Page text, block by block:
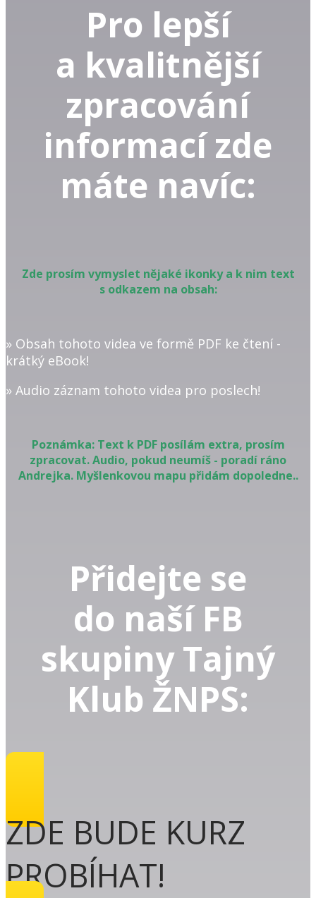
Pro lepší
a kvalitnější
zpracování
informací zde
máte navíc:
Zde prosím vymyslet nějaké ikonky a k nim text
s odkazem na obsah:
» Obsah tohoto videa ve formě PDF ke čtení -
krátký eBook!
» Audio záznam tohoto videa pro poslech!
Poznámka: Text k PDF posílám extra, prosím
zpracovat. Audio, pokud neumíš - poradí ráno
Andrejka. Myšlenkovou mapu přidám dopoledne..
Přidejte se
do naší FB
skupiny Tajný
Klub ŽNPS:
ZDE BUDE KURZ
PROBÍHAT!